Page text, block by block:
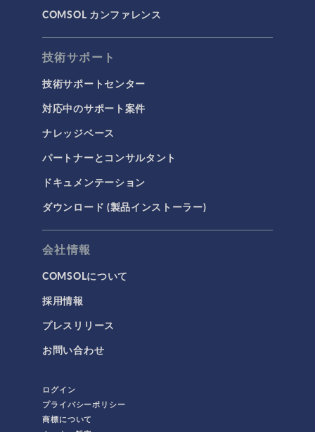
COMSOL カンファレンス
技術サポート
技術サポートセンター
対応中のサポート案件
ナレッジベース
パートナーとコンサルタント
ドキュメンテーション
ダウンロード (製品インストーラー)
会社情報
COMSOLについて
採用情報
プレスリリース
お問い合わせ
ログイン
プライバシーポリシー
商標について